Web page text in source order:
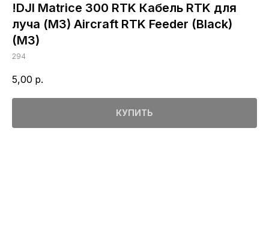
!DJI Matrice 300 RTK Кабель RTK для
луча (М3) Aircraft RTK Feeder (Black)
(M3)
294
5,00 р.
КУПИТЬ